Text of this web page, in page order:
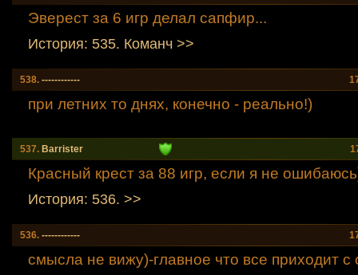
Эверест за 6 игр делал сапфир...
История: 535. Команч >>
538. ------------
при летних то днях, конечно - реально!)
537. Barrister
Красный крест за 88 игр, если я не
История: 536. >>
536. ------------
смысла не вижу)-главное что все приходит с